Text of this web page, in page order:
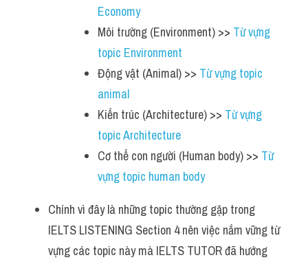
Economy
Môi trường (Environment) >> Từ vựng
topic Environment
Động vật (Animal) >> Từ vựng topic
animal
Kiến trúc (Architecture) >> Từ vựng
topic Architecture
Cơ thể con người (Human body) >> Từ
vựng topic human body
Chính vì đây là những topic thường gặp trong
IELTS LISTENING Section 4 nên việc nắm vững từ
vựng các topic này mà IELTS TUTOR đã hướng